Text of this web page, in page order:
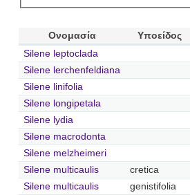
Ονομασία Υποείδος
Silene leptoclada
Silene lerchenfeldiana
Silene linifolia
Silene longipetala
Silene lydia
Silene macrodonta
Silene melzheimeri
Silene multicaulis
cretica
Silene multicaulis
genistifolia